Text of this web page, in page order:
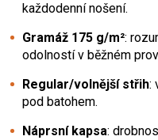
každodenní nošení.
Gramáž 175 g/m²:
odolností v běžném
Regular/volnější střih:
pod batohem.
Náprsní kapsa: